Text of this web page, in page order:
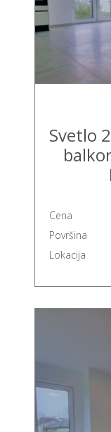
Svetlo
Cena
Površina
Lokacija